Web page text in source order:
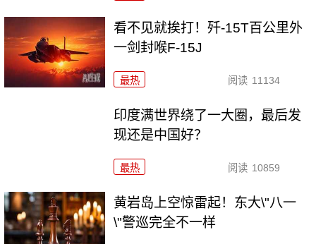
看不见就挨打！歼-15T百公里外
一剑封喉F-15J
最热 阅读 11134
印度满世界绕了一大圈，最后发
现还是中国好？
最热 阅读 10859
黄岩岛上空惊雷起！东大\"八一
\"警巡完全不一样